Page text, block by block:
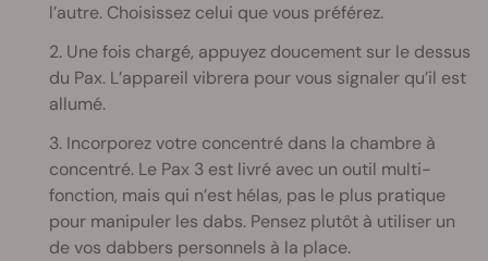
l’autre. Choisissez celui que vous préférez.
2. Une fois chargé, appuyez doucement sur le dessus
du Pax. L’appareil vibrera pour vous signaler qu’il est
allumé.
3. Incorporez votre concentré dans la chambre à
concentré. Le Pax 3 est livré avec un outil multi-
fonction, mais qui n’est hélas, pas le plus pratique
pour manipuler les dabs. Pensez plutôt à utiliser un
de vos dabbers personnels à la place.